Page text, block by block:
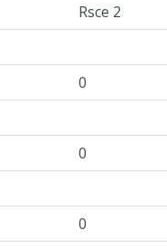
Rsce 2
0
0
0